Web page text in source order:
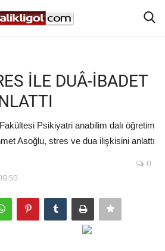
Kaydol
İLE DUÂ-İBADET
Psikiyatri anabilim dalı öğretim
Asoğlu, stres ve dua ilişkisini anlattı
0